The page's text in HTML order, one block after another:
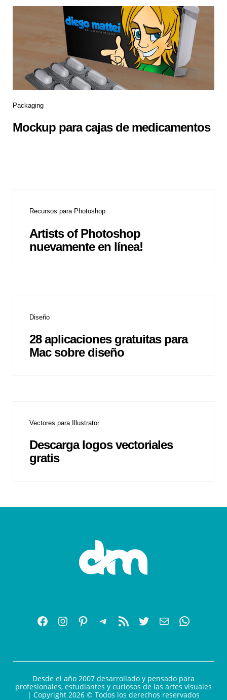
Packaging
Mockup para cajas de medicamentos
Recursos para Photoshop
Artists of Photoshop
nuevamente en línea!
Diseño
28 aplicaciones gratuitas para
Mac sobre diseño
Vectores para Illustrator
Descarga logos vectoriales
gratis
Desde el año 2007 desarrollado y pensado para
profesionales, estudiantes y curiosos de las artes visuales
| Copyright 2026 © Todos los derechos reservados